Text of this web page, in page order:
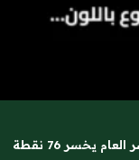
يخسر 76 نقطة